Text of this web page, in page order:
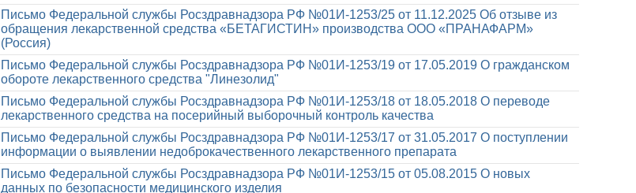
Письмо Федеральной службы Росздравнадзора РФ №01И-1253/25 от 11.12.2025 Об отзыве из
обращения лекарственной средства «БЕТАГИСТИН» производства ООО «ПРАНАФАРМ»
(Россия)
Письмо Федеральной службы Росздравнадзора РФ №01И-1253/19 от 17.05.2019 О гражданском
обороте лекарственного средства "Линезолид"
Письмо Федеральной службы Росздравнадзора РФ №01И-1253/18 от 18.05.2018 О переводе
лекарственного средства на посерийный выборочный контроль качества
Письмо Федеральной службы Росздравнадзора РФ №01И-1253/17 от 31.05.2017 О поступлении
информации о выявлении недоброкачественного лекарственного препарата
Письмо Федеральной службы Росздравнадзора РФ №01И-1253/15 от 05.08.2015 О новых
данных по безопасности медицинского изделия